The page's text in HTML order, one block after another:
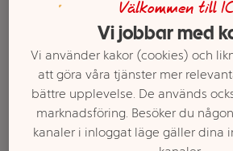
Välkommen till
Vi jobbar med
Vi använder kakor (cookies) och
att göra våra tjänster mer
bättre upplevelse. De används
marknadsföring. Besöker du
kanaler i inloggat läge gäller dina